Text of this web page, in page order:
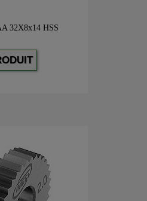
32X8x14 HSS